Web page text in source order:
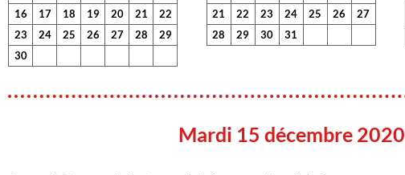
16
17 18 19 20 21
22
23
24 25 26 27 28
29
30
21
22 23 24 25 26
27
28
29 30 31
Mardi 15 décembre 2020